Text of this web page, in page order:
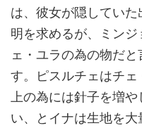
は、彼女が隠してい
明を求めるが、ミン
ェ・ユラの為の物だ
す。ピスルチェはチ
上の為には針子を増
い、とイナは生地を